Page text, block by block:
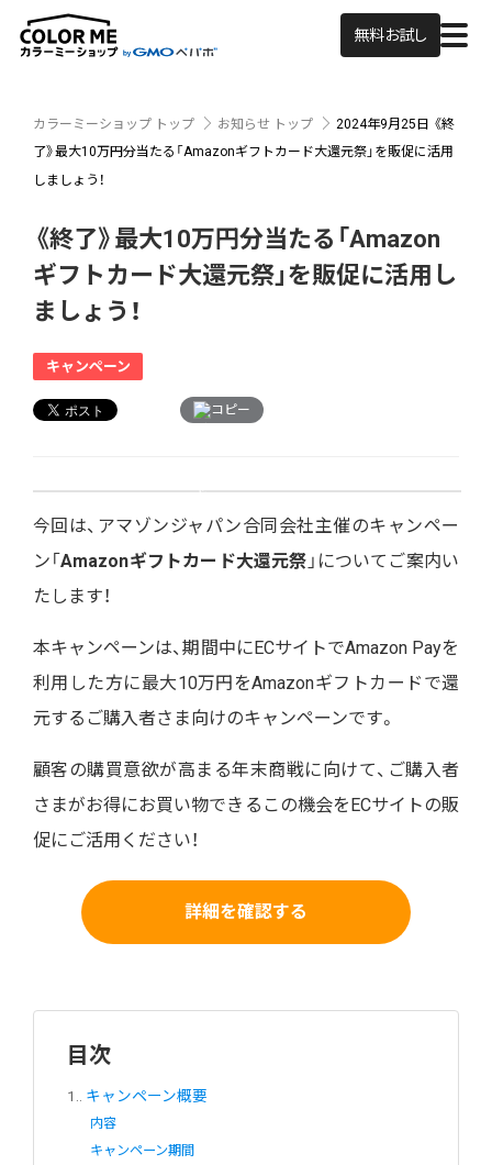
無料お試し
カラーミーショップ トップ お知らせ トップ 2024年9月25日 《終
了》最大10万円分当たる「Amazonギフトカード大還元祭」を販促に活用
しましょう！
《終了》最大10万円分当たる「Amazon
ギフトカード大還元祭」を販促に活用し
ましょう！
キャンペーン
コピー
今回は、アマゾンジャパン合同会社主催のキャンペー
ン「Amazonギフトカード大還元祭 」についてご案内い
たします！
本キャンペーンは、期間中にECサイトでAmazon Payを
利用した方に最大10万円をAmazonギフトカードで還
元するご購入者さま向けのキャンペーンです。
顧客の購買意欲が高まる年末商戦に向けて、ご購入者
さまがお得にお買い物できるこの機会をECサイトの販
促にご活用ください！
詳細を確認する
目次
1. キャンペーン概要
内容
キャンペーン期間